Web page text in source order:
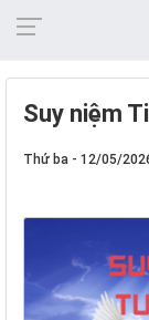
Suy niệm
Thứ ba - 12/05/